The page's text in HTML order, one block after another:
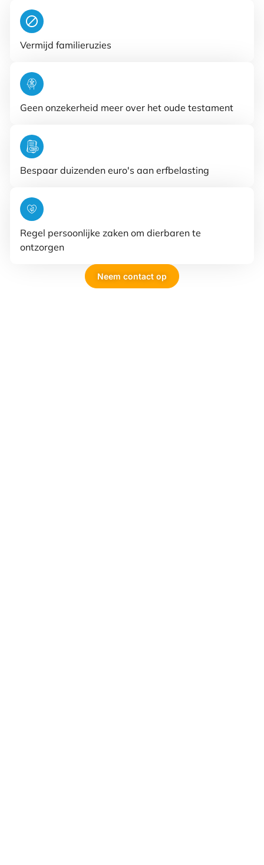
Vermijd familieruzies
Geen onzekerheid meer over het oude testament
Bespaar duizenden euro's aan erfbelasting
Regel persoonlijke zaken om dierbaren te
ontzorgen
Neem contact op